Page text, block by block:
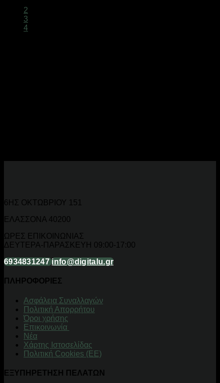
2
3
4
6ΗΣ ΟΚΤΩΒΡΙΟΥ 151
ΕΛΑΣΣΟΝΑ 40200
ΩΡΕΣ ΕΠΙΚΟΙΝΩΝΙΑΣ
ΔΕΥΤΕΡΑ-ΠΑΡΑΣΚΕΥΗ 09:00-17:00
6934831247 info@digitalu.gr
ΠΛΗΡΟΦΟΡΙΕΣ
Aσφάλεια Συναλλαγών
Πολιτική Απορρήτου
Όροι χρήσης
Επικοινωνία
Νέα
Χάρτης Ιστοσελίδας
Πολιτική Cookies (ΕΕ)
ΕΞΥΠΗΡΕΤΗΣΗ ΠΕΛΑΤΩΝ